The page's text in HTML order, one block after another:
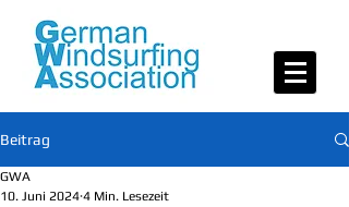
Beitrag
GWA
10. Juni 2024 4 Min. Lesezeit